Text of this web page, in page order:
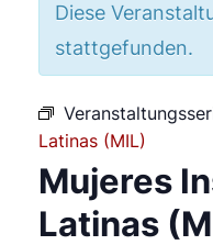
Diese
stattgefunden.
Latinas (MIL)
Mujeres
Latinas